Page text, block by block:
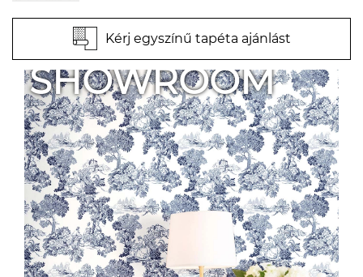
Kérj egyszínű tapéta ajánlást
SHOWROOM